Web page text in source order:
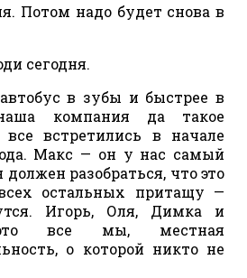
Потом надо будет снова в
сегодня.
в зубы и быстрее в
компания да такое
встретились в начале
Макс — он у нас самый
разобраться, что это
остальных притащу —
Игорь, Оля, Димка и
все мы, местная
о которой никто не